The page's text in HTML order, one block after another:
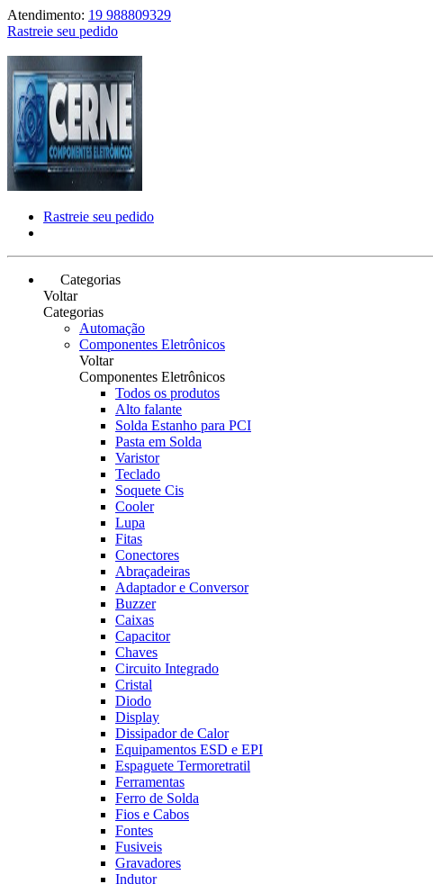
Atendimento: 19 988809329
Rastreie seu pedido
Rastreie seu pedido
Categorias
Voltar
Categorias
Automação
Componentes Eletrônicos
Voltar
Componentes Eletrônicos
Todos os produtos
Alto falante
Solda Estanho para PCI
Pasta em Solda
Varistor
Teclado
Soquete Cis
Cooler
Lupa
Fitas
Conectores
Abraçadeiras
Adaptador e Conversor
Buzzer
Caixas
Capacitor
Chaves
Circuito Integrado
Cristal
Diodo
Display
Dissipador de Calor
Equipamentos ESD e EPI
Espaguete Termoretratil
Ferramentas
Ferro de Solda
Fios e Cabos
Fontes
Fusiveis
Gravadores
Indutor